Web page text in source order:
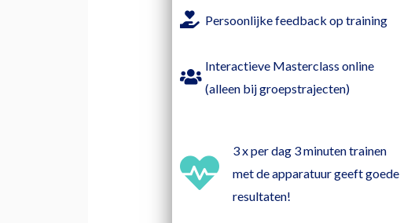
Persoonlijke feedback op training
Interactieve Masterclass online
(alleen bij groepstrajecten)
3 x per dag 3 minuten trainen
met de apparatuur geeft goede
resultaten!